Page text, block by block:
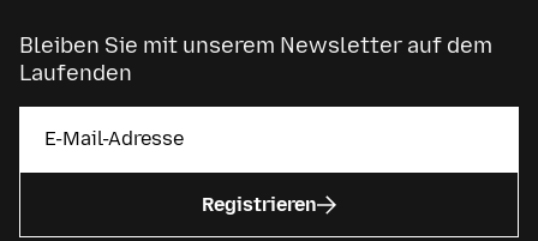
Bleiben Sie mit unserem Newsletter auf dem
Laufenden
Registrieren